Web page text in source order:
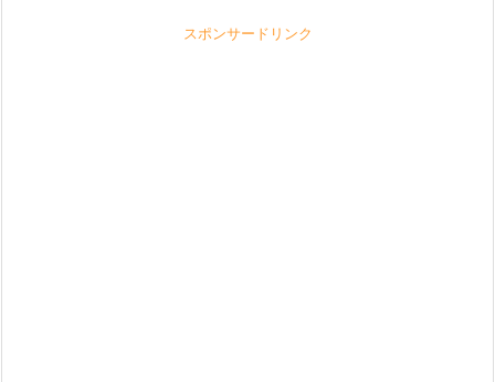
スポンサードリンク